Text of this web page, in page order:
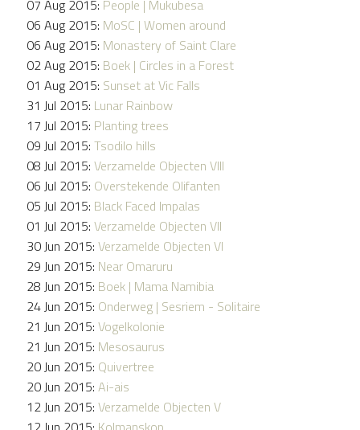
07 Aug 2015: People | Mukubesa
06 Aug 2015: MoSC | Women around
06 Aug 2015: Monastery of Saint Clare
02 Aug 2015: Boek | Circles in a Forest
01 Aug 2015: Sunset at Vic Falls
31 Jul 2015: Lunar Rainbow
17 Jul 2015: Planting trees
09 Jul 2015: Tsodilo hills
08 Jul 2015: Verzamelde Objecten VIII
06 Jul 2015: Overstekende Olifanten
05 Jul 2015: Black Faced Impalas
01 Jul 2015: Verzamelde Objecten VII
30 Jun 2015: Verzamelde Objecten VI
29 Jun 2015: Near Omaruru
28 Jun 2015: Boek | Mama Namibia
24 Jun 2015: Onderweg | Sesriem - Solitaire
21 Jun 2015: Vogelkolonie
21 Jun 2015: Mesosaurus
20 Jun 2015: Quivertree
20 Jun 2015: Ai-ais
12 Jun 2015: Verzamelde Objecten V